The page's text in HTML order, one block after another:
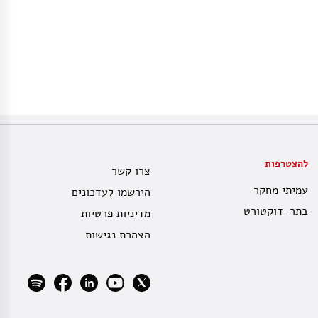
להצטרפות
עמיתי מחקר
בתר-דוקטורט
צרו קשר
הירשמו לעדכונים
מדיניות פרטיות
הצהרת נגישות